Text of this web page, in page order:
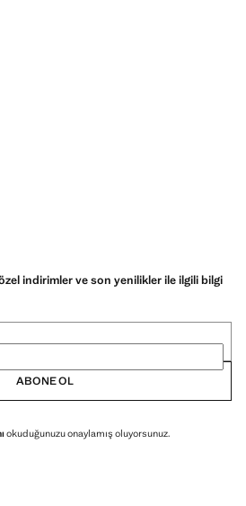
hakkında sorular sorun
indirimler ve son yenilikler ile ilgili bilgi
ABONE OL
okuduğunuzu onaylamış oluyorsunuz.